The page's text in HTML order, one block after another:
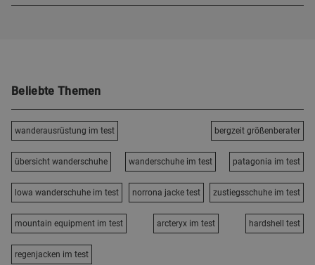
Beliebte Themen
wanderausrüstung im test bergzeit größenberater
übersicht wanderschuhe wanderschuhe im test patagonia im test
lowa wanderschuhe im test norrona jacke test zustiegsschuhe im test
mountain equipment im test arcteryx im test hardshell test
regenjacken im test